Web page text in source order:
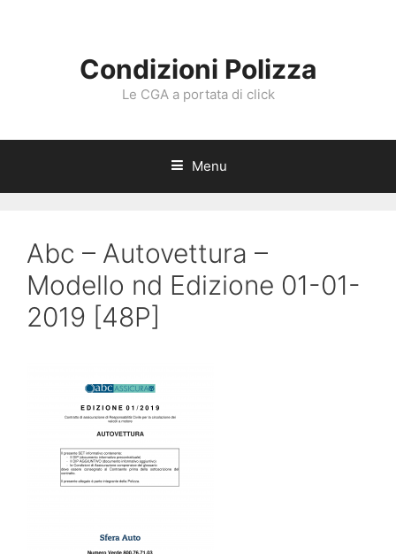
Condizioni Polizza
Le CGA a portata di click
Menu
Abc – Autovettura –
Modello nd Edizione 01-01-
2019 [48P]